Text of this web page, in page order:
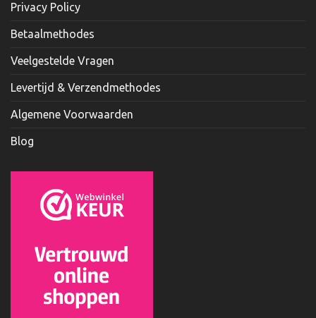
Privacy Policy
Betaalmethodes
Veelgestelde Vragen
Levertijd & Verzendmethodes
Algemene Voorwaarden
Blog